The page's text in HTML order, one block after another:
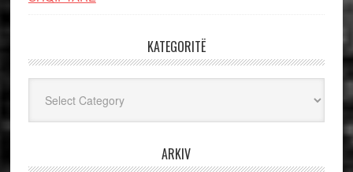
KATEGORITË
ARKIV